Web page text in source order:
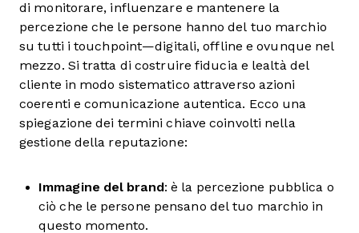
di monitorare, influenzare e mantenere la
percezione che le persone hanno del tuo marchio
su tutti i touchpoint—digitali, offline e ovunque nel
mezzo. Si tratta di costruire fiducia e lealtà del
cliente in modo sistematico attraverso azioni
coerenti e comunicazione autentica. Ecco una
spiegazione dei termini chiave coinvolti nella
gestione della reputazione:
Immagine del brand: è la percezione pubblica o
ciò che le persone pensano del tuo marchio in
questo momento.